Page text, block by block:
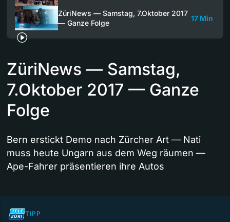
ZüriNews — Samstag, 7.Oktober 2017
— Ganze Folge
17 Min
ZüriNews — Samstag,
7.Oktober 2017 — Ganze
Folge
Bern erstickt Demo nach Zürcher Art — Nati
muss heute Ungarn aus dem Weg räumen —
Ape-Fahrer präsentieren ihre Autos
TIPP